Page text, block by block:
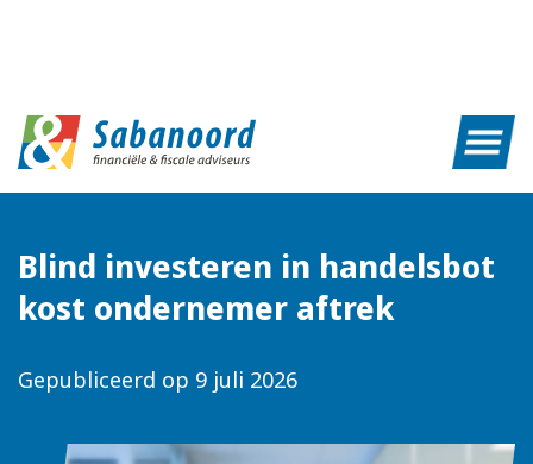
Blind investeren in handelsbot
kost ondernemer aftrek
Gepubliceerd op 9 juli 2026